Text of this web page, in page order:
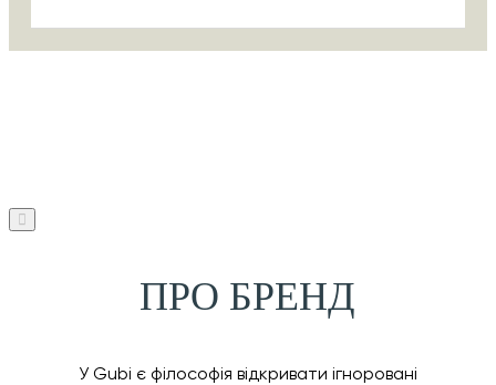
ПРО БРЕНД
У Gubi є філософія відкривати ігноровані